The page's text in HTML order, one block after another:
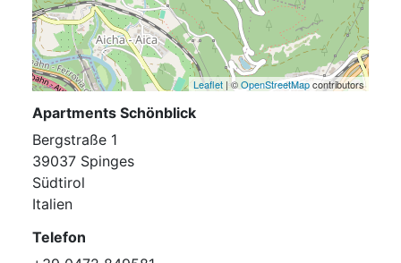
Leaflet | ©OpenStreetMapcontributors
Apartments Schönblick
Bergstraße 1
39037 Spinges
Südtirol
Italien
Telefon